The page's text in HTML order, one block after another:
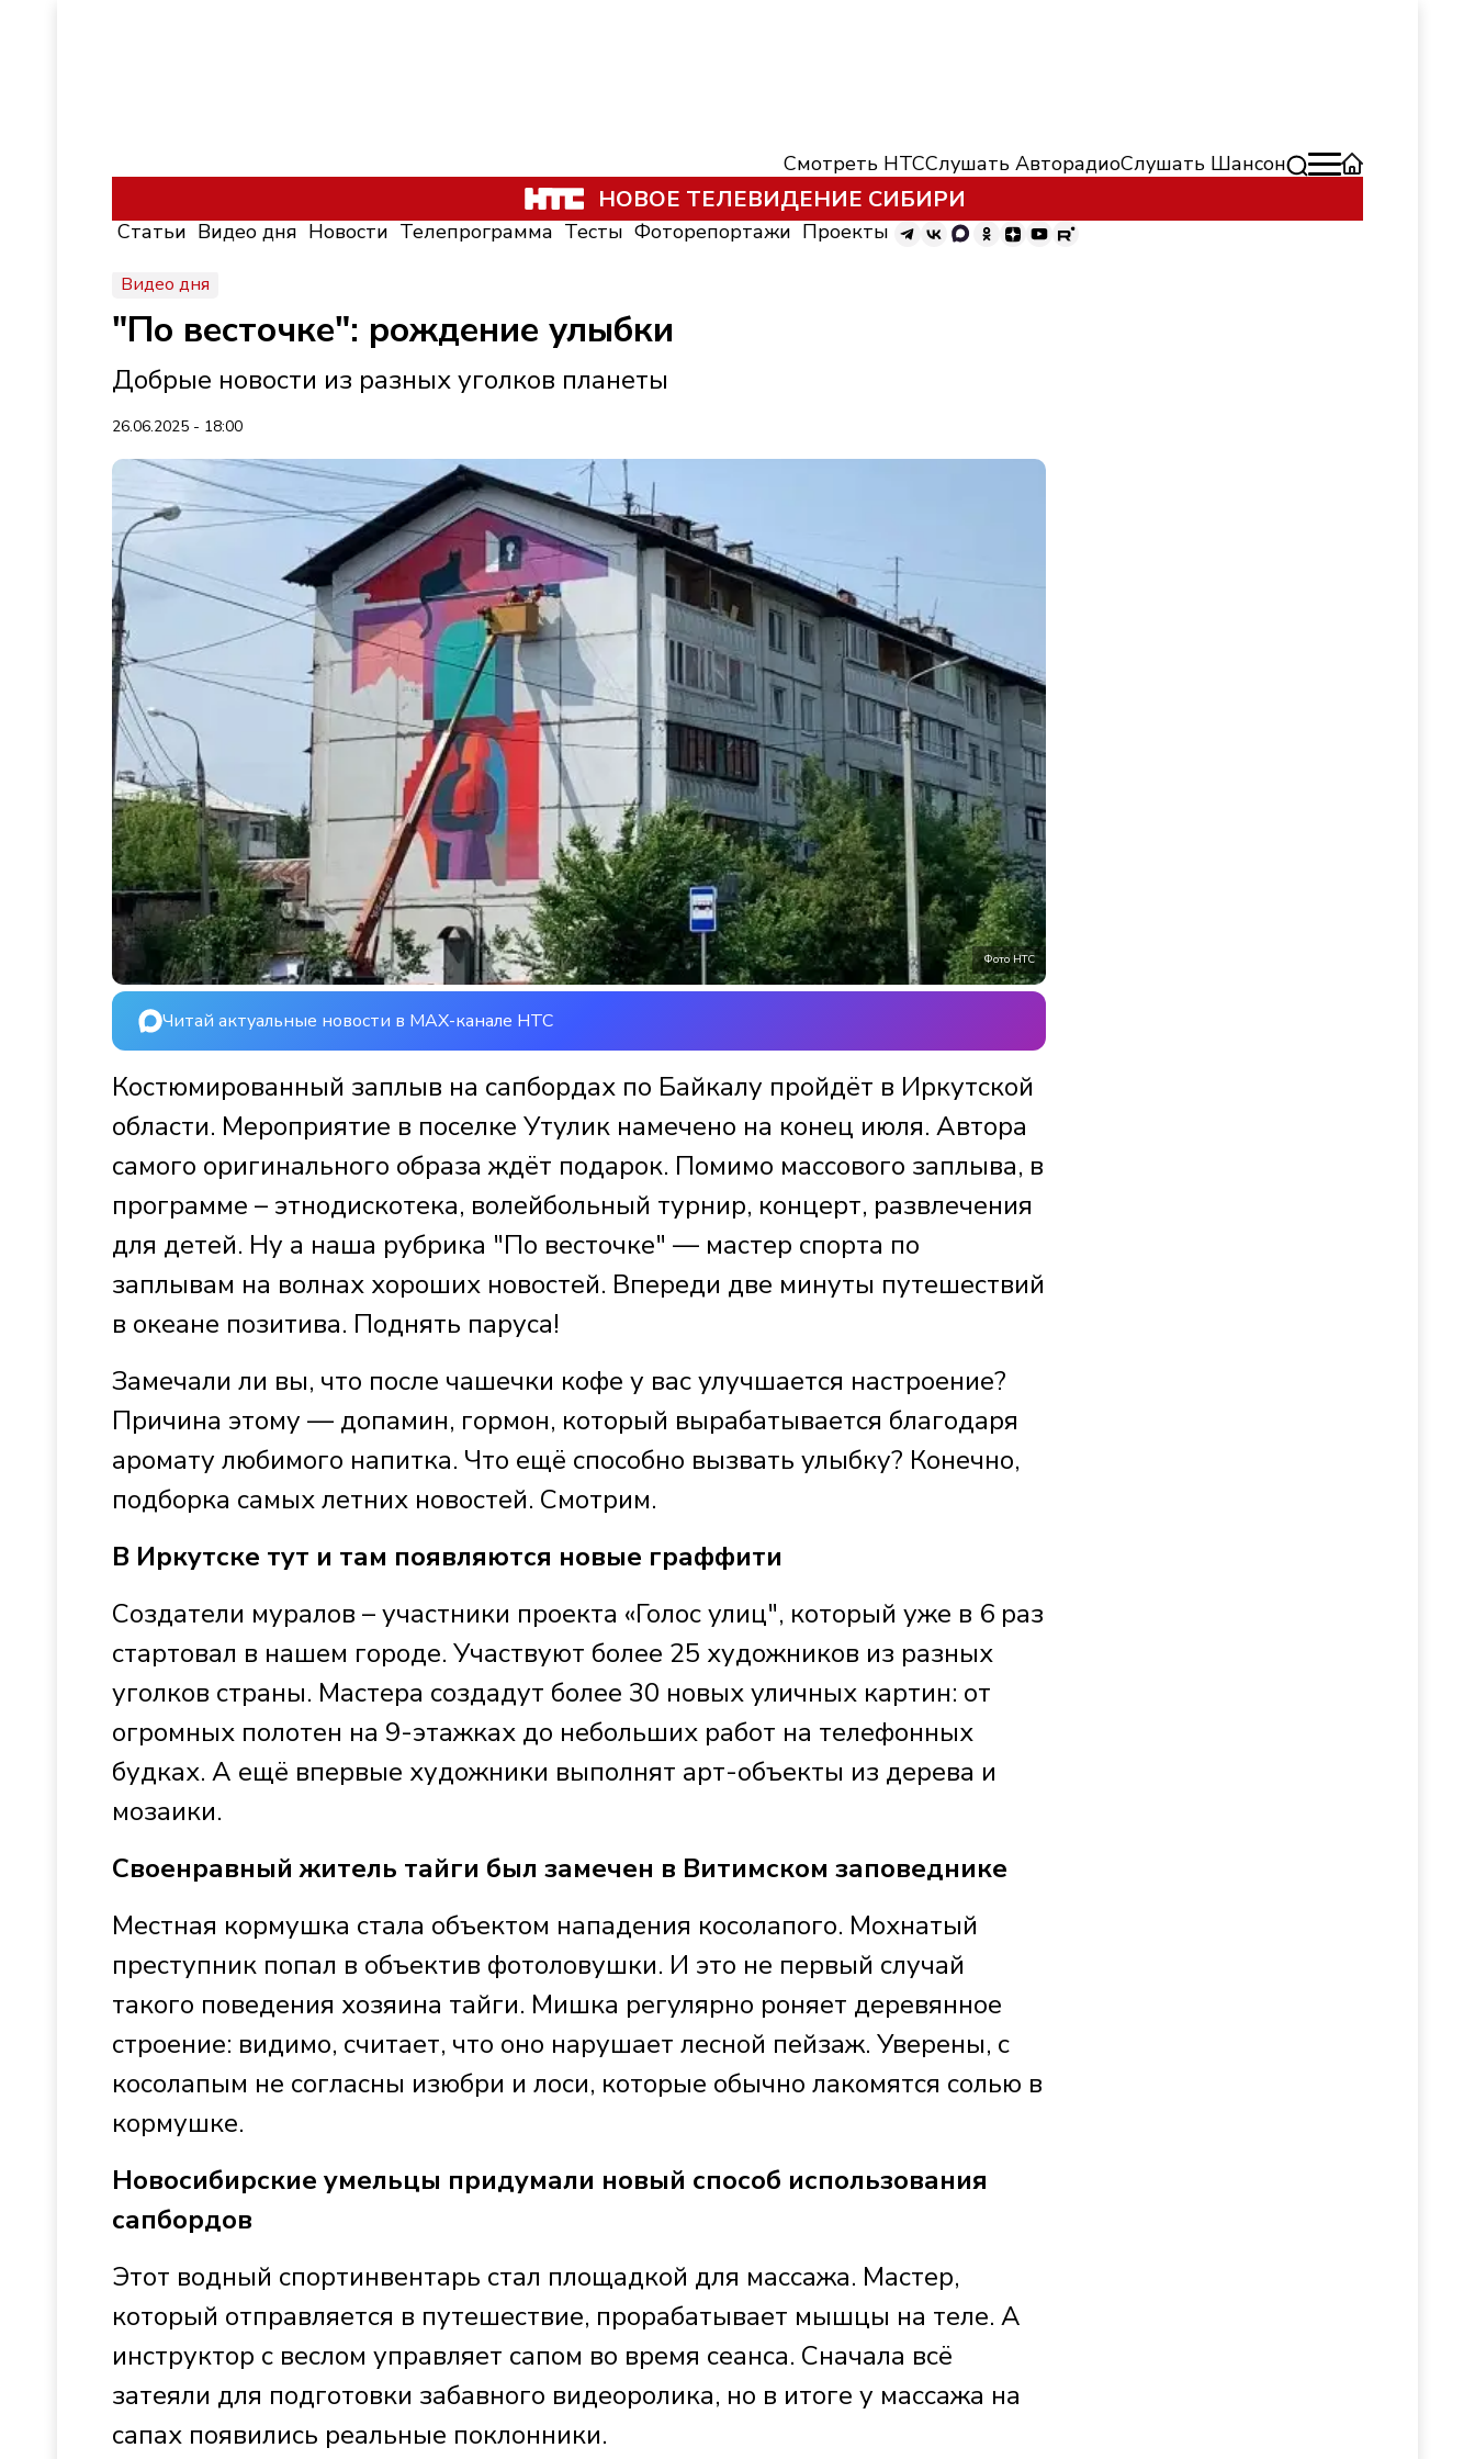
Смотреть НТССлушать АвторадиоСлушать Шансон
НОВОЕ ТЕЛЕВИДЕНИЕ СИБИРИ
Статьи Видео дня Новости Телепрограмма Тесты Фоторепортажи Проекты
Видео дня
"По весточке": рождение улыбки
Добрые новости из разных уголков планеты
26.06.2025 - 18:00
Фото НТС
Читай актуальные новости в MAX-канале НТС
Костюмированный заплыв на сапбордах по Байкалу пройдёт в Иркутской
области. Мероприятие в поселке Утулик намечено на конец июля. Автора
самого оригинального образа ждёт подарок. Помимо массового заплыва, в
программе – этнодискотека, волейбольный турнир, концерт, развлечения
для детей. Ну а наша рубрика "По весточке" — мастер спорта по
заплывам на волнах хороших новостей. Впереди две минуты путешествий
в океане позитива. Поднять паруса!
Замечали ли вы, что после чашечки кофе у вас улучшается настроение?
Причина этому — допамин, гормон, который вырабатывается благодаря
аромату любимого напитка. Что ещё способно вызвать улыбку? Конечно,
подборка самых летних новостей. Смотрим.
В Иркутске тут и там появляются новые граффити
Создатели муралов – участники проекта «Голос улиц", который уже в 6 раз
стартовал в нашем городе. Участвуют более 25 художников из разных
уголков страны. Мастера создадут более 30 новых уличных картин: от
огромных полотен на 9-этажках до небольших работ на телефонных
будках. А ещё впервые художники выполнят арт-объекты из дерева и
мозаики.
Своенравный житель тайги был замечен в Витимском заповеднике
Местная кормушка стала объектом нападения косолапого. Мохнатый
преступник попал в объектив фотоловушки. И это не первый случай
такого поведения хозяина тайги. Мишка регулярно роняет деревянное
строение: видимо, считает, что оно нарушает лесной пейзаж. Уверены, с
косолапым не согласны изюбри и лоси, которые обычно лакомятся солью в
кормушке.
Новосибирские умельцы придумали новый способ использования
сапбордов
Этот водный спортинвентарь стал площадкой для массажа. Мастер,
который отправляется в путешествие, прорабатывает мышцы на теле. А
инструктор с веслом управляет сапом во время сеанса. Сначала всё
затеяли для подготовки забавного видеоролика, но в итоге у массажа на
сапах появились реальные поклонники.